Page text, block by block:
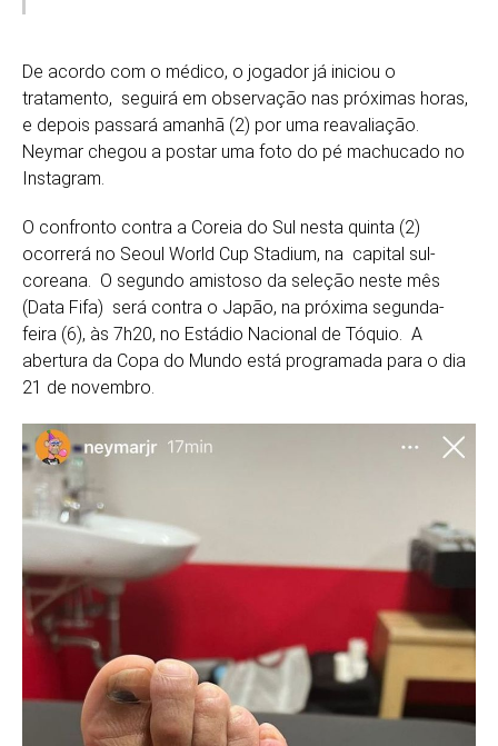
De acordo com o médico, o jogador já iniciou o
tratamento, seguirá em observação nas próximas horas,
e depois passará amanhã (2) por uma reavaliação.
Neymar chegou a postar uma foto do pé machucado no
Instagram.
O confronto contra a Coreia do Sul nesta quinta (2)
ocorrerá no Seoul World Cup Stadium, na capital sul-
coreana. O segundo amistoso da seleção neste mês
(Data Fifa) será contra o Japão, na próxima segunda-
feira (6), às 7h20, no Estádio Nacional de Tóquio. A
abertura da Copa do Mundo está programada para o dia
21 de novembro.